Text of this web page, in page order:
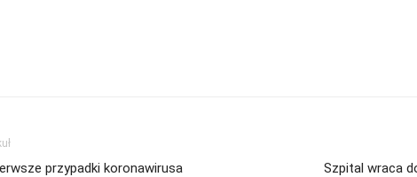
przypadki koronawirusa
Szpital wraca